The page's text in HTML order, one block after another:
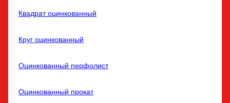
Квадрат оцинкованный
Круг оцинкованный
Оцинкованный перфолист
Оцинкованный прокат